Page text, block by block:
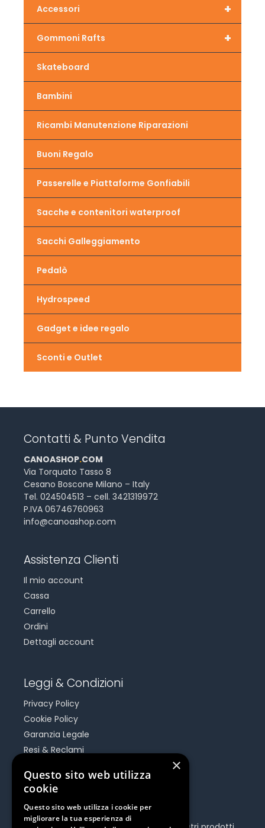
+
Accessori
+
Gommoni Rafts
Skateboard
Bambini
Ricambi Manutenzione Riparazioni
Buoni Regalo
Passerelle e Piattaforme Gonfiabili
Sacche e contenitori waterproof
Sacchi Galleggiamento
Pedalò
Hydrospeed
Gadget e idee regalo
Sconti e Outlet
Contatti & Punto Vendita
CANOASHOP.COM
Via Torquato Tasso 8
Cesano Boscone Milano – Italy
Tel. 024504513 – cell. 3421319972
P.IVA 06746760963
info@canoashop.com
Assistenza Clienti
Il mio account
Cassa
Carrello
Ordini
Dettagli account
Leggi & Condizioni
Privacy Policy
Cookie Policy
Garanzia Legale
Resi & Reclami
Be Social
×
Questo sito web utilizza
cookie
Questo sito web utilizza i cookie per
migliorare la tua esperienza di